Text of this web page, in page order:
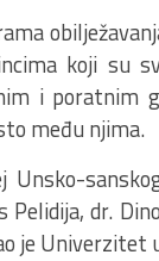
koji su
i poratnim
među njima.
Unsko-
dr.
je Univerzitet